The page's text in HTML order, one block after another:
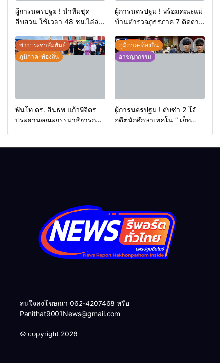
ผู้การนครปฐม ! นำทีมชุด
สืบสวน ใช้เวลา 48 ชม.ไล่ล่า
ชักมีดแทงคอหม่องดับ
ผู้การนครปฐม ! พร้อมคณะแม่
บ้านตำรวจภูธรภาค 7 ติดตาม
เราไม่ทิ้งกัน ” (ด้านเด็กพิเศษ)
การสร้างอาชีพเพื่อเด็กพิเศษ
อย่างยั่งยืนของสำนักงาน
ข่าวประชาสัมพันธ์
ภูมิภาค-ท้องถิ่น
พันโท ดร. สินธพ แก้วพิจิตร
ประธานคณะกรรมาธิการการ
ภูมิภาค-ท้องถิ่น
อาชญากรรม
ผู้การนครปฐม ! ดับซ่า 2 โจ๋
อดีตนักศึกษาเทคโน “ เก็ท
สนใจลงโฆษณา 062-4207468 หรือ
Panithat9001News@gmail.com
© copyright 2026